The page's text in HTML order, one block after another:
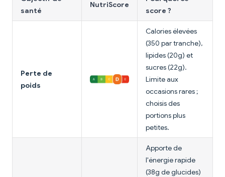
santé
NutriScore
score ?
Perte de
poids
Calories élevées
(350 par tranche),
lipides (20g) et
sucres (22g).
Limite aux
occasions rares ;
choisis des
portions plus
petites.
Apporte de
l'énergie rapide
(38g de glucides)